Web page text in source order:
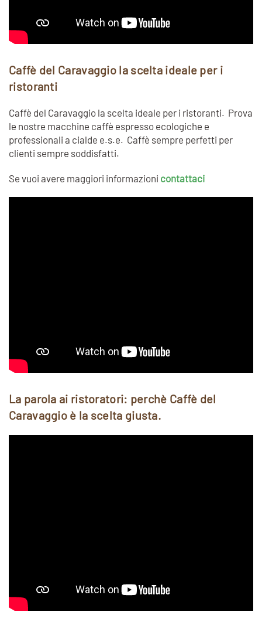
Caffè del Caravaggio la scelta ideale per i
ristoranti
Caffè del Caravaggio la scelta ideale per i ristoranti. Prova
le nostre macchine caffè espresso ecologiche e
professionali a cialde e.s.e. Caffè sempre perfetti per
clienti sempre soddisfatti.
Se vuoi avere maggiori informazioni contattaci
La parola ai ristoratori: perchè Caffè del
Caravaggio è la scelta giusta.